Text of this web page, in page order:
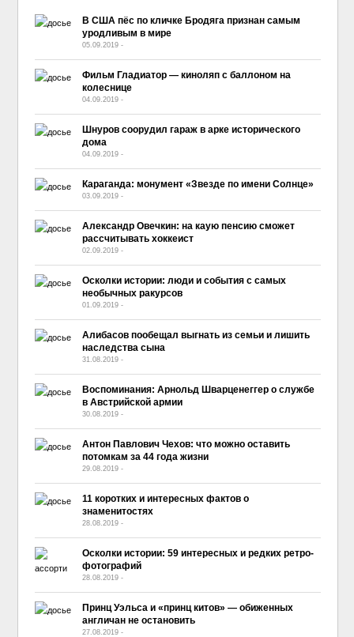
В США пёс по кличке Бродяга признан самым
уродливым в мире
05.09.2019 -
Фильм Гладиатор — киноляп с баллоном на
колеснице
04.09.2019 -
Шнуров соорудил гараж в арке исторического
дома
04.09.2019 -
Караганда: монумент «Звезде по имени Солнце»
03.09.2019 -
Александр Овечкин: на каую пенсию сможет
рассчитывать хоккеист
02.09.2019 -
Осколки истории: люди и события с самых
необычных ракурсов
01.09.2019 -
Алибасов пообещал выгнать из семьи и лишить
наследства сына
31.08.2019 -
Воспоминания: Арнольд Шварценеггер о службе
в Австрийской армии
30.08.2019 -
Антон Павлович Чехов: что можно оставить
потомкам за 44 года жизни
29.08.2019 -
11 коротких и интересных фактов о
знаменитостях
28.08.2019 -
Осколки истории: 59 интересных и редких ретро-
фотографий
28.08.2019 -
Принц Уэльса и «принц китов» — обиженных
англичан не остановить
27.08.2019 -